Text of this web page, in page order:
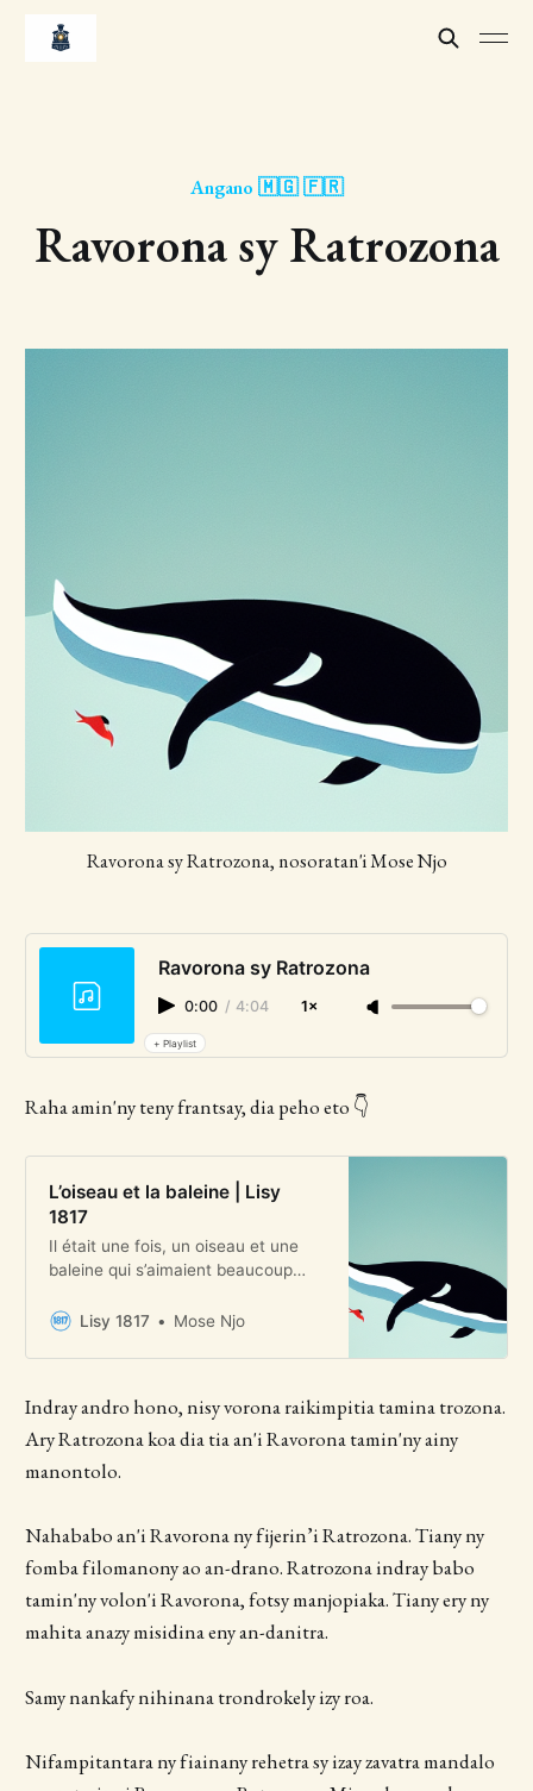
Angano 🇲🇬 🇫🇷
Ravorona sy Ratrozona
Ravorona sy Ratrozona, nosoratan'i Mose Njo
Ravorona sy Ratrozona
0:00 / 4:04 1×
+ Playlist
Raha amin'ny teny frantsay, dia peho eto 👇
L’oiseau et la baleine | Lisy
1817
Il était une fois, un oiseau et une
baleine qui s’aimaient beaucoup
Lisy 1817
Mose Njo
Indray andro hono, nisy vorona raikimpitia tamina trozona.
Ary Ratrozona koa dia tia an'i Ravorona tamin'ny ainy
manontolo.
Nahababo an'i Ravorona ny fijerin’i Ratrozona. Tiany ny
fomba filomanony ao an-drano. Ratrozona indray babo
tamin'ny volon'i Ravorona, fotsy manjopiaka. Tiany ery ny
mahita anazy misidina eny an-danitra.
Samy nankafy nihinana trondrokely izy roa.
Nifampitantara ny fiainany rehetra sy izay zavatra mandalo